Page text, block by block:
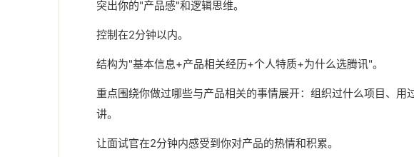
突出你的"产品感"和逻辑思维。
控制在2分钟以内。
结构为"基本信息+产品相关经历+个人特质+为什么选腾讯"。
重点围绕你做过哪些与产品相关的事情展开：组织过什么项目、
讲。
让面试官在2分钟内感受到你对产品的热情和积累。